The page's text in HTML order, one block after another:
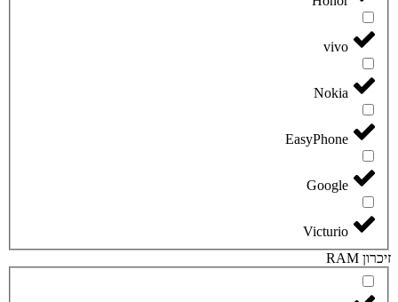
vivo
Nokia
EasyPhone
Google
Victurio
זיכרון RAM